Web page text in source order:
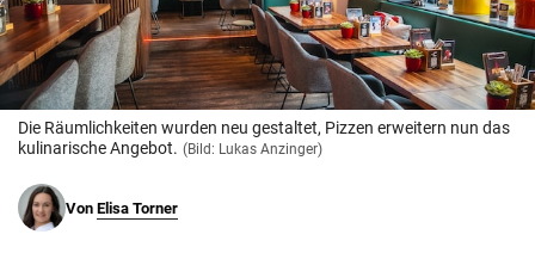
© Krone Multimedia GmbH & Co KG 2026
Muthgasse 2, 1190 Wien
Die Räumlichkeiten wurden neu gestaltet, Pizzen erweitern nun das
kulinarische Angebot. (Bild: Lukas Anzinger)
Von Elisa Torner